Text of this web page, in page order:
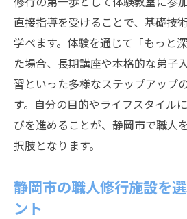
直接指導を受けることで、基礎技
学べます。体験を通じて「もっと
た場合、長期講座や本格的な弟子
習といった多様なステップアップ
す。自分の目的やライフスタイル
びを進めることが、静岡市で職人
択肢となります。
静岡市の職人修行施設を
ント